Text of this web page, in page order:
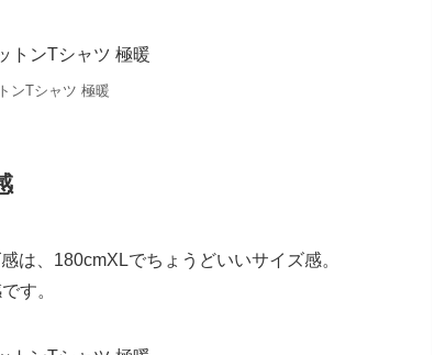
ンTシャツ 極暖
は、180cmXLでちょうどいいサイズ感。
す。